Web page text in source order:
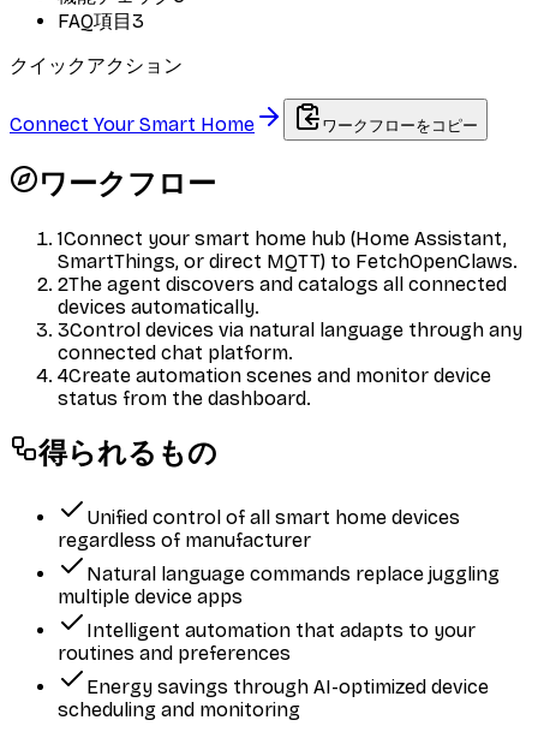
FAQ項目3
クイックアクション
Connect Your Smart Home ワークフローをコピー
ワークフロー
1Connect your smart home hub (Home Assistant,
SmartThings, or direct MQTT) to FetchOpenClaws.
2The agent discovers and catalogs all connected
devices automatically.
3Control devices via natural language through any
connected chat platform.
4Create automation scenes and monitor device
status from the dashboard.
得られるもの
Unified control of all smart home devices
regardless of manufacturer
Natural language commands replace juggling
multiple device apps
Intelligent automation that adapts to your
routines and preferences
Energy savings through AI-optimized device
scheduling and monitoring